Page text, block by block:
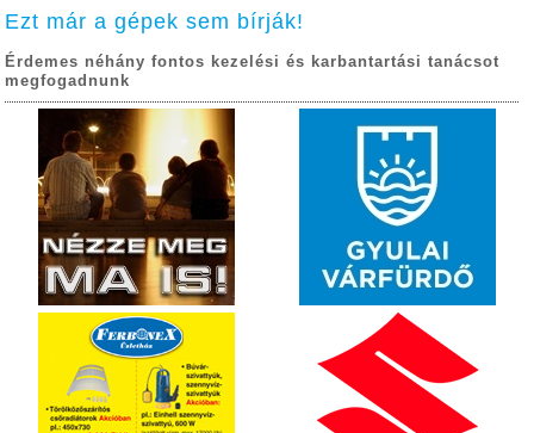
Ezt már a gépek sem bírják!
Érdemes néhány fontos kezelési és karbantartási tanácsot
megfogadnunk